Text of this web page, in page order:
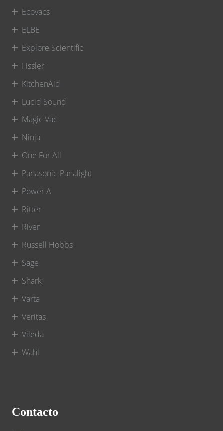
Ecovacs
ELBE
Explore Scientific
Fissler
KitchenAid
Lucid Sound
Magic Vac
Ninja
One For All
Panasonic-Panalight
Power A
Ritter
River
Russell Hobbs
Sage
Shark
Varta
Veritas
Vileda
Wahl
Contacto